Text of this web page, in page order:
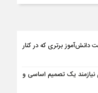
برتری که در کنار
یک تصمیم اساسی و